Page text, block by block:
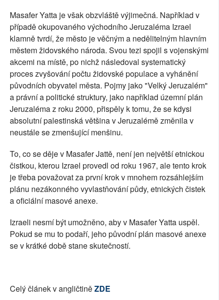
Masafer Yatta je však obzvláště výjimečná. Například v
případě okupovaného východního Jeruzaléma Izrael
klamně tvrdí, že město je věčným a nedělitelným hlavním
městem židovského národa. Svou tezi spojil s vojenskými
akcemi na místě, po nichž následoval systematický
proces zvyšování počtu židovské populace a vyhánění
původních obyvatel města. Pojmy jako "Velký Jeruzalém"
a právní a politické struktury, jako například územní plán
Jeruzaléma z roku 2000, přispěly k tomu, že se kdysi
absolutní palestinská většina v Jeruzalémě změnila v
neustále se zmenšující menšinu.
To, co se děje v Masafer Jattě, není jen největší etnickou
čistkou, kterou Izrael provedl od roku 1967, ale tento krok
je třeba považovat za první krok v mnohem rozsáhlejším
plánu nezákonného vyvlastňování půdy, etnických čistek
a oficiální masové anexe.
Izraeli nesmí být umožněno, aby v Masafer Yatta uspěl.
Pokud se mu to podaří, jeho původní plán masové anexe
se v krátké době stane skutečností.
Celý článek v angličtiněZDE